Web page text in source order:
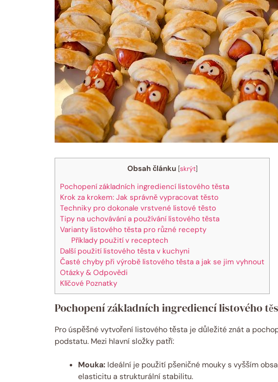
Obsah článku [skrýt]
Pochopení základních ingrediencí listového těsta
Krok za krokem: Jak správně vypracovat těsto
Techniky pro dokonale vrstvené listové těsto
Tipy na uchovávání a používání listového těsta
Varianty listového těsta pro různé recepty
Příklady použití v receptech
Další použití listového těsta v kuchyni
Časté chyby při výrobě listového těsta a jak se jim vyhnout
Otázky & Odpovědi
Klíčové Poznatky
Pochopení základních ingrediencí listového
Pro úspěšné vytvoření listového těsta je důležité znát a
podstatu. Mezi hlavní složky patří:
Mouka: Ideální je použití pšeničné mouky s vyšším
elasticitu a strukturální stabilitu.